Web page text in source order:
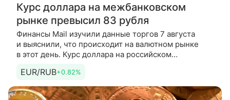
Курс доллара на межбанковском
рынке превысил 83 рубля
Финансы Mail изучили данные торгов 7 августа
и выяснили, что происходит на валютном рынке
в этот день. Курс доллара на российском
свидетельствуют данные
EUR/RUB+0.82%